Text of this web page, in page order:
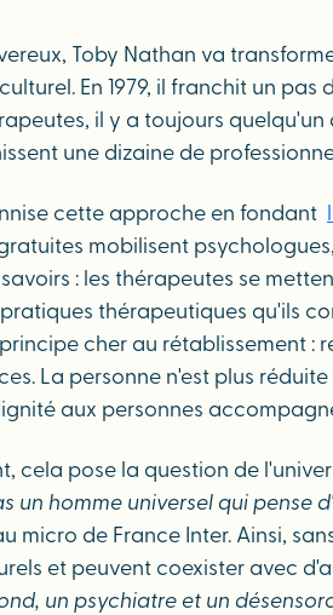
Toby Nathan va
En 1979, il franchit un
il y a toujours
une dizaine de
cette approche en fondant
mobilisent
: les thérapeutes se
thérapeutiques qu'ils
cher au rétablissement :
La personne n'est plus
aux personnes
cela pose la question de
un homme universel qui pense
micro de France Inter. Ainsi,
et peuvent coexister avec
un psychiatre et un